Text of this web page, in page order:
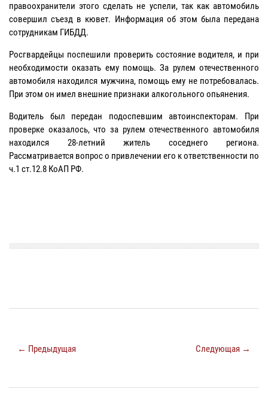
правоохранители этого сделать не успели, так как автомобиль
совершил съезд в кювет. Информация об этом была передана
сотрудникам ГИБДД.
Росгвардейцы поспешили проверить состояние водителя, и при
необходимости оказать ему помощь. За рулем отечественного
автомобиля находился мужчина, помощь ему не потребовалась.
При этом он имел внешние признаки алкогольного опьянения.
Водитель был передан подоспевшим автоинспекторам. При
проверке оказалось, что за рулем отечественного автомобиля
находился 28-летний житель соседнего региона.
Рассматривается вопрос о привлечении его к ответственности по
ч.1 ст.12.8 КоАП РФ.
← Предыдущая Следующая →